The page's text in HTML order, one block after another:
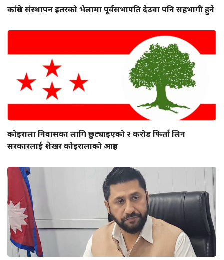
कांग्रेस संस्थापन इतरको भेलामा पूर्वसभापति देउवा पनि सहभागी हुने
कोइराला निवासका लागि छुट्याइएको २ करोड फिर्ता लिन
सरकारलाई शेखर कोइरालाको आग्रह